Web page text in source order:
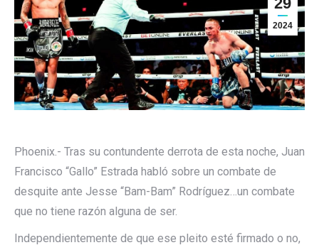
2024
Phoenix.- Tras su contundente derrota de esta noche, Juan
Francisco “Gallo” Estrada habló sobre un combate de
desquite ante Jesse “Bam-Bam” Rodríguez…un combate
que no tiene razón alguna de ser.
Independientemente de que ese pleito esté firmado o no,